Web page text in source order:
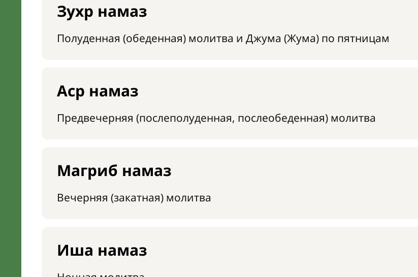
Зухр намаз
Полуденная (обеденная) молитва и Джума (Жума) по пятницам
Аср намаз
Предвечерняя (послеполуденная, послеобеденная) молитва
Магриб намаз
Вечерняя (закатная) молитва
Иша намаз